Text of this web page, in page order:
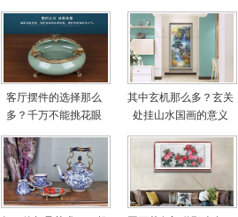
客厅摆件的选择那么
多？千万不能挑花眼
其中玄机那么多？玄关
处挂山水国画的意义